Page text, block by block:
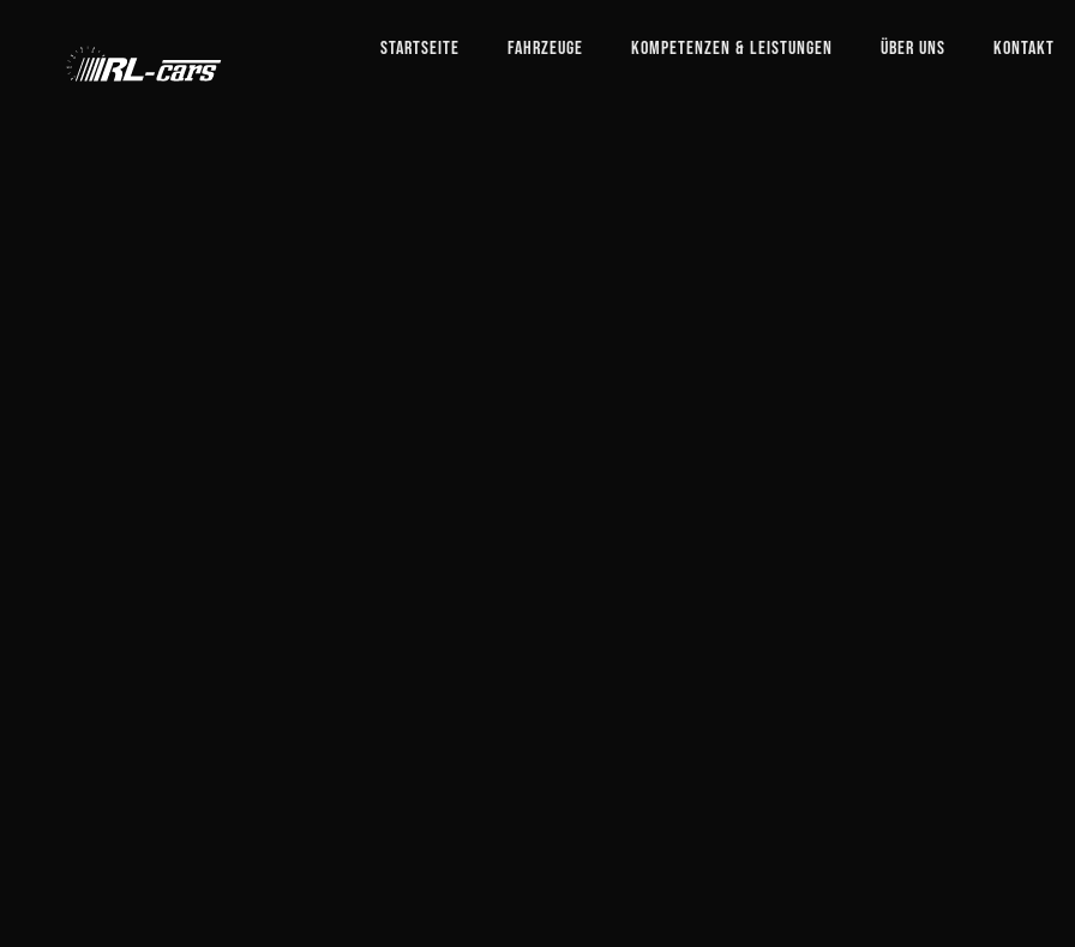
Startseite Fahrzeuge Kompetenzen & Leistungen Über uns Kontakt